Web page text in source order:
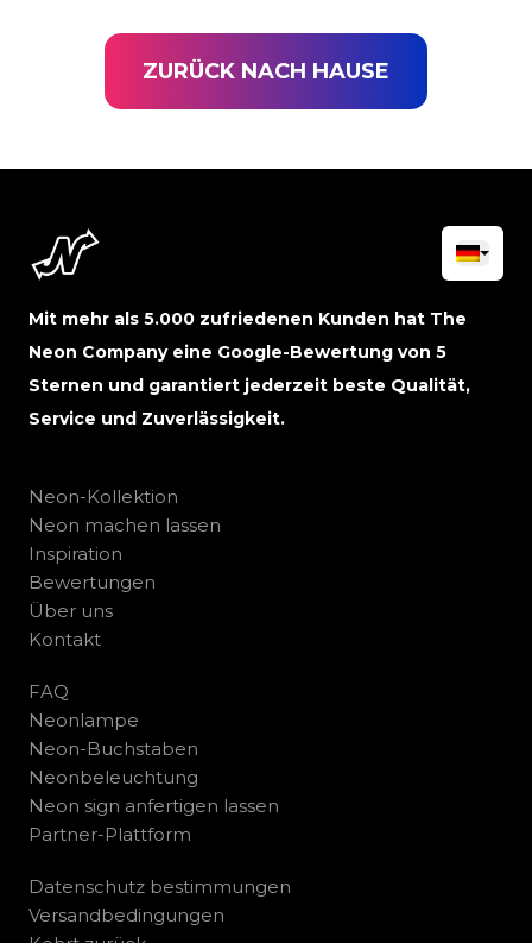
ZURÜCK NACH HAUSE
Mit mehr als 5.000 zufriedenen Kunden hat The
Neon Company eine Google-Bewertung von 5
Sternen und garantiert jederzeit beste Qualität,
Service und Zuverlässigkeit.
Neon-Kollektion
Neon machen lassen
Inspiration
Bewertungen
Über uns
Kontakt
FAQ
Neonlampe
Neon-Buchstaben
Neonbeleuchtung
Neon sign anfertigen lassen
Partner-Plattform
Datenschutz bestimmungen
Versandbedingungen